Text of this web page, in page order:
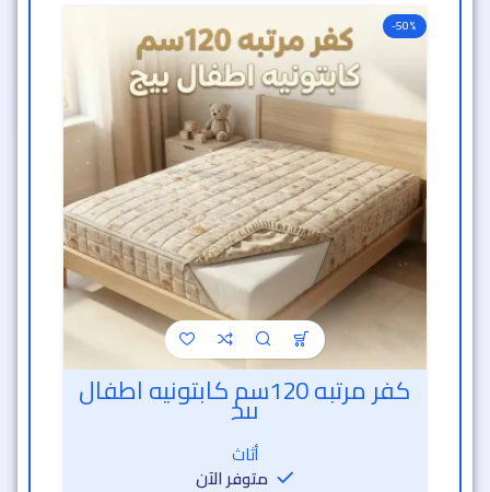
-50%
كفر مرتبه 120سم كابتونيه اطفال
بيج
أثاث
متوفر الآن